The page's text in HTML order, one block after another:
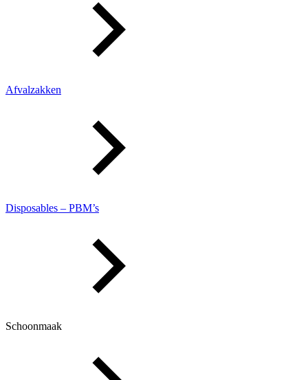
Afvalzakken
Disposables – PBM’s
Schoonmaak